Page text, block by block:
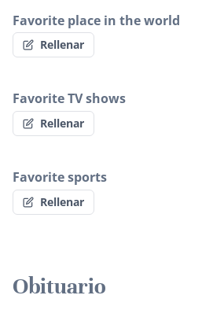
Favorite place in the world
Rellenar
Favorite TV shows
Rellenar
Favorite sports
Rellenar
Obituario